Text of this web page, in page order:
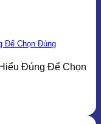
Để Chọn Đúng
Đúng Để Chọn